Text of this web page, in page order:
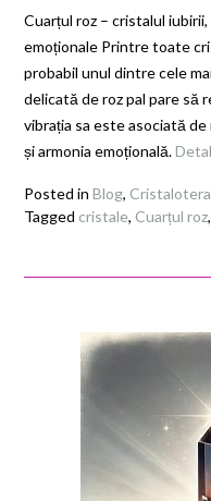
Cuarțul roz – cristalul
emoționale Printre toate
probabil unul dintre cele
delicată de roz pal pare să
vibrația sa este asociată de
și armonia emoțională.
Posted in Blog,
Tagged cristale, Cuarțul roz,